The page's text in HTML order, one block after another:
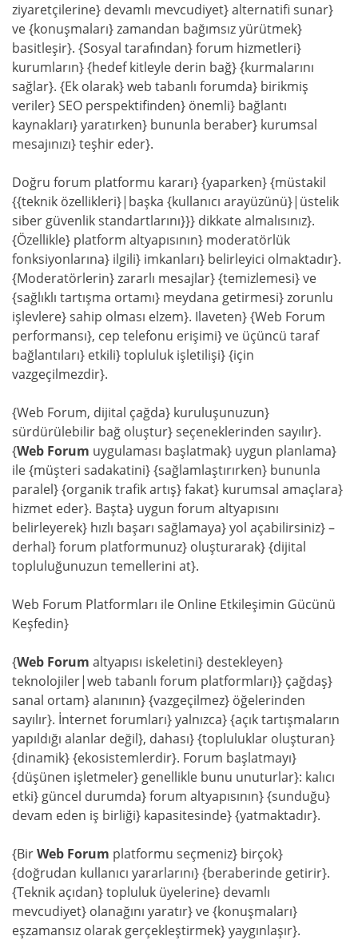
ziyaretçilerine} devamlı mevcudiyet} alternatifi sunar}
ve {konuşmaları} zamandan bağımsız yürütmek}
basitleşir}. {Sosyal tarafından} forum hizmetleri}
kurumların} {hedef kitleyle derin bağ} {kurmalarını
sağlar}. {Ek olarak} web tabanlı forumda} birikmiş
veriler} SEO perspektifinden} önemli} bağlantı
kaynakları} yaratırken} bununla beraber} kurumsal
mesajınızı} teşhir eder}.
Doğru forum platformu kararı} {yaparken} {müstakil
{{teknik özellikleri}|başka {kullanıcı arayüzünü}|üstelik
siber güvenlik standartlarını}}} dikkate almalısınız}.
{Özellikle} platform altyapısının} moderatörlük
fonksiyonlarına} ilgili} imkanları} belirleyici olmaktadır}.
{Moderatörlerin} zararlı mesajlar} {temizlemesi} ve
{sağlıklı tartışma ortamı} meydana getirmesi} zorunlu
işlevlere} sahip olması elzem}. Ilaveten} {Web Forum
performansı}, cep telefonu erişimi} ve üçüncü taraf
bağlantıları} etkili} topluluk işletilişi} {için
vazgeçilmezdir}.
{Web Forum, dijital çağda} kuruluşunuzun}
sürdürülebilir bağ oluştur} seçeneklerinden sayılır}.
{Web Forum uygulaması başlatmak} uygun planlama}
ile {müşteri sadakatini} {sağlamlaştırırken} bununla
paralel} {organik trafik artış} fakat} kurumsal amaçlara}
hizmet eder}. Başta} uygun forum altyapısını
belirleyerek} hızlı başarı sağlamaya} yol açabilirsiniz} –
derhal} forum platformunuz} oluşturarak} {dijital
topluluğunuzun temellerini at}.
Web Forum Platformları ile Online Etkileşimin Gücünü
Keşfedin}
{Web Forum altyapısı iskeletini} destekleyen}
teknolojiler|web tabanlı forum platformları}} çağdaş}
sanal ortam} alanının} {vazgeçilmez} öğelerinden
sayılır}. İnternet forumları} yalnızca} {açık tartışmaların
yapıldığı alanlar değil}, dahası} {topluluklar oluşturan}
{dinamik} {ekosistemlerdir}. Forum başlatmayı}
{düşünen işletmeler} genellikle bunu unuturlar}: kalıcı
etki} güncel durumda} forum altyapısının} {sunduğu}
devam eden iş birliği} kapasitesinde} {yatmaktadır}.
{BirWeb Forum platformu seçmeniz} birçok}
{doğrudan kullanıcı yararlarını} {beraberinde getirir}.
{Teknik açıdan} topluluk üyelerine} devamlı
mevcudiyet} olanağını yaratır} ve {konuşmaları}
eşzamansız olarak gerçekleştirmek} yaygınlaşır}.